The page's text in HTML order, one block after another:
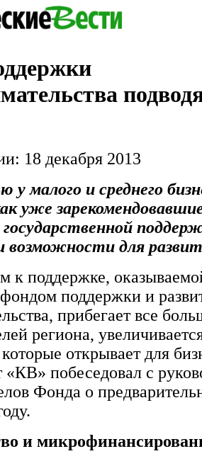
18 декабря 2013
у малого и среднего
уже
возможности для
к поддержке,
поддержки и
прибегает все
региона,
открывает для
побеседовал с
Фонда о
и